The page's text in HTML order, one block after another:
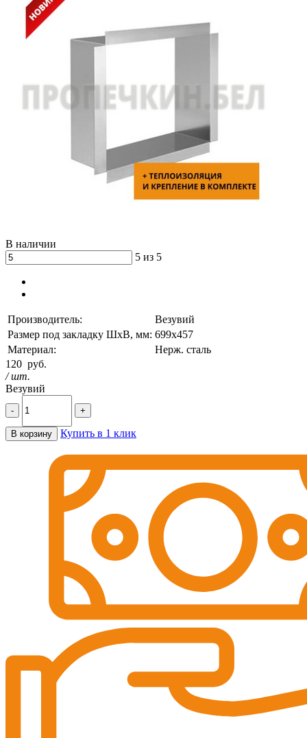
В наличии
5 из 5
Производитель:
Везувий
Размер под закладку ШхВ, мм: 699х457
Материал:
Нерж. сталь
120 руб.
/ шт.
Везувий
- +
В корзину Купить в 1 клик